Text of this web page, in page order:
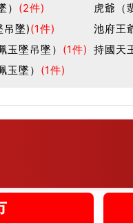
(2件)
虎爺（
吊墜)(1件)
池府王
墜吊墜） (1件) 持國天
墜） (1件)